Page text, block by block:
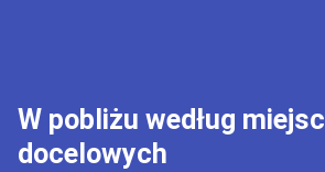
W pobliżu według miejsc
docelowych